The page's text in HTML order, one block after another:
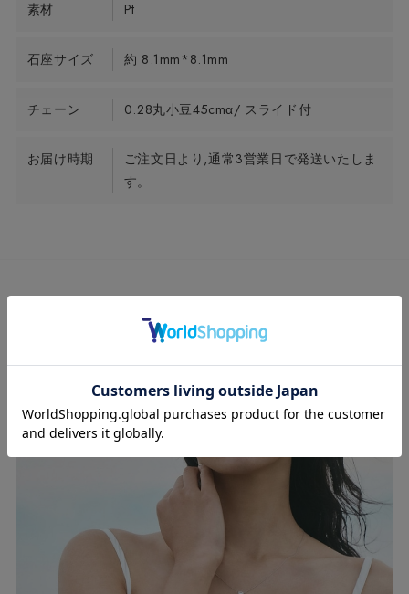
素材 Pt
石座サイズ 約 8.1mm*8.1mm
チェーン 0.28丸小豆45cmα/ スライド付
お届け時期
ご注文日より,通常3営業日で発送いたしま
す。